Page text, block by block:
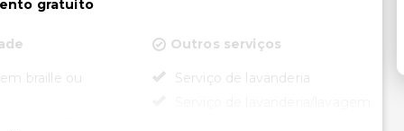
gratuito
braille ou
Outros serviços
Serviço de lavanderia